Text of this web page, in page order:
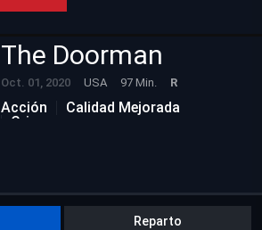
The Doorman
Oct. 01, 2020 USA 97 Min. R
Acción
Calidad Mejorada
Crimen
Reparto